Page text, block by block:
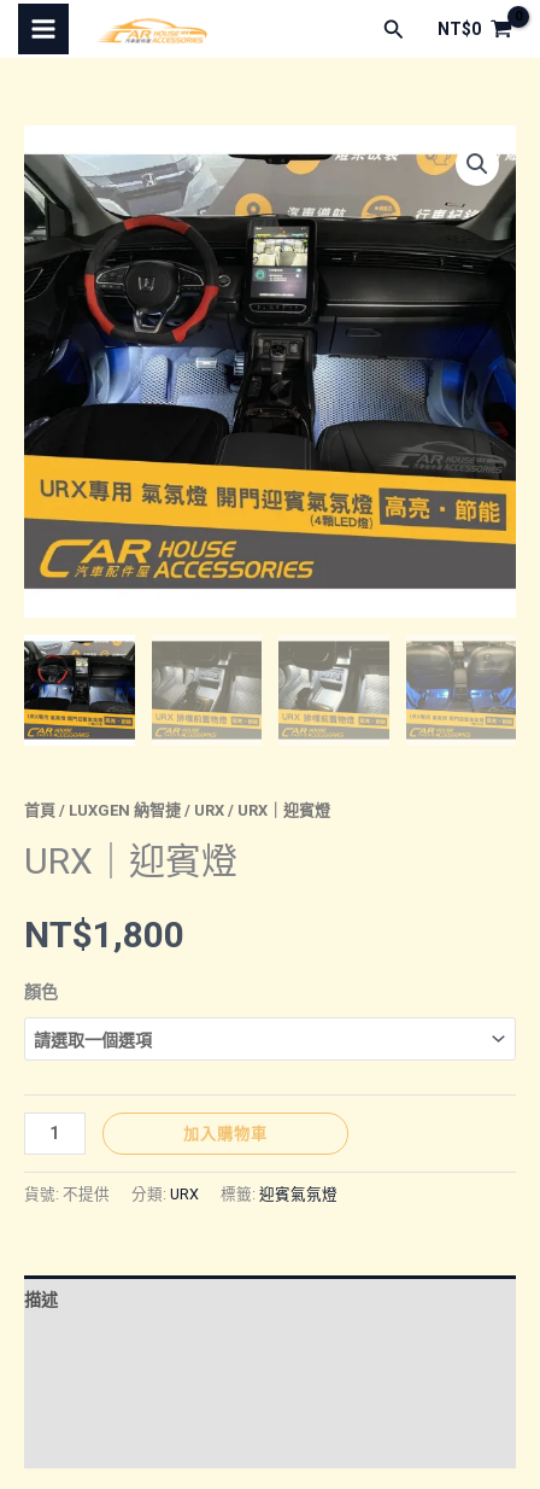
搜
尋
NT$0
首頁 / LUXGEN 納智捷 / URX / URX｜迎賓燈
URX｜迎賓燈
NT$1,800
顏色
URX
｜
迎
數
量
加入購物車
貨號: 不提供 分類: URX 標籤: 迎賓氣氛燈
描述